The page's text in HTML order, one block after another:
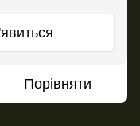
Порівняти